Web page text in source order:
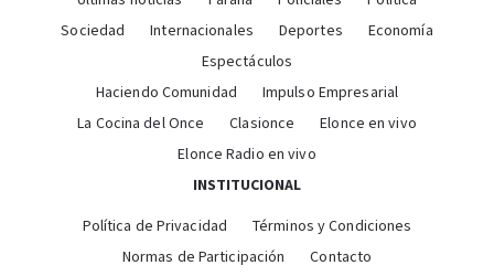
Sociedad
Internacionales Deportes
Economía
Espectáculos
Haciendo Comunidad
Impulso Empresarial
La Cocina del Once
Clasionce
Elonce en vivo
Elonce Radio en vivo
INSTITUCIONAL
Política de Privacidad
Términos y Condiciones
Normas de Participación
Contacto